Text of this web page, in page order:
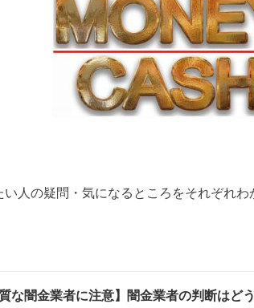
人の疑問・気になるところをそれぞれわ
質な闇金業者に注意】闇金業者の判断はど